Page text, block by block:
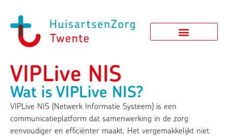
VIPLive NIS
Wat is VIPLive NIS?
VIPLive NIS (Netwerk Informatie Systeem) is een
communicatieplatform dat samenwerking in de zorg
eenvoudiger en efficiënter maakt. Het vergemakkelijkt niet